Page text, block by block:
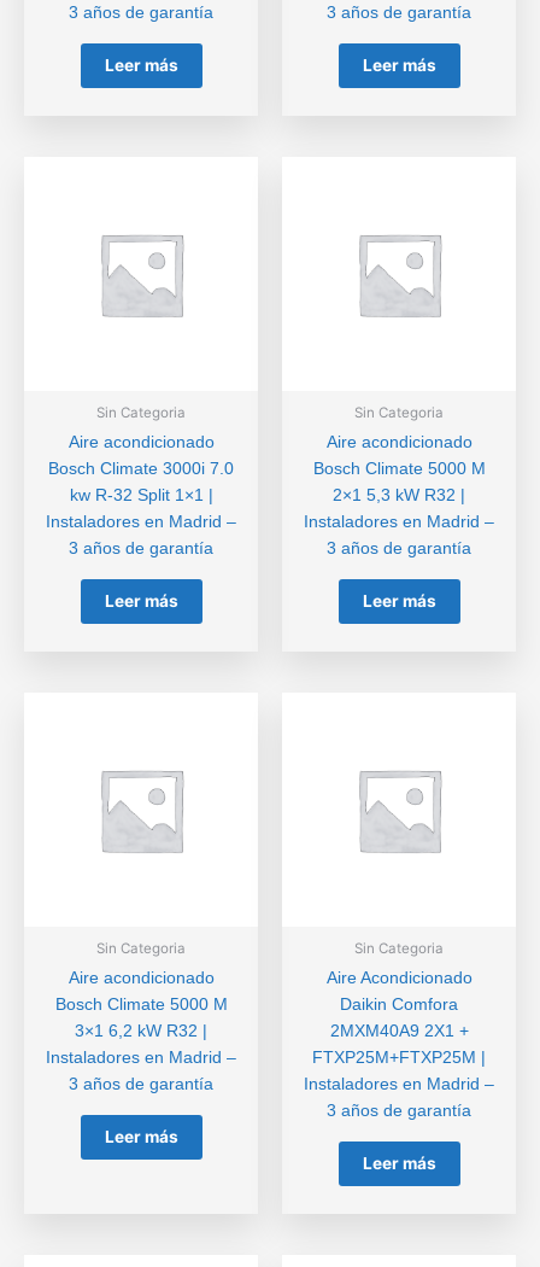
3 años de garantía
Leer más
3 años de garantía
Leer más
Sin Categoria
Aire acondicionado
Bosch Climate 3000i 7.0
kw R-32 Split 1×1 |
Instaladores en Madrid –
3 años de garantía
Leer más
Sin Categoria
Aire acondicionado
Bosch Climate 5000 M
2×1 5,3 kW R32 |
Instaladores en Madrid –
3 años de garantía
Leer más
Sin Categoria
Aire acondicionado
Bosch Climate 5000 M
3×1 6,2 kW R32 |
Instaladores en Madrid –
3 años de garantía
Leer más
Sin Categoria
Aire Acondicionado
Daikin Comfora
2MXM40A9 2X1 +
FTXP25M+FTXP25M |
Instaladores en Madrid –
3 años de garantía
Leer más